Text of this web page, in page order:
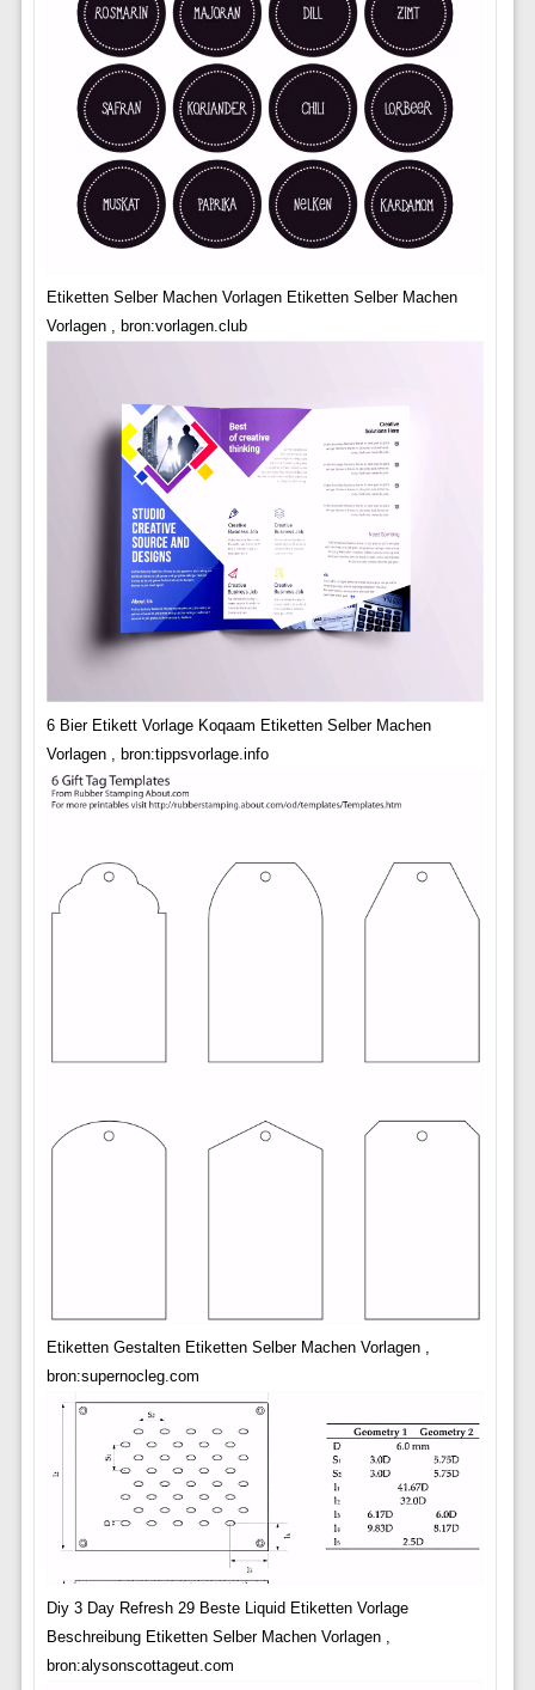
Etiketten Selber Machen Vorlagen Etiketten Selber Machen
Vorlagen , bron:vorlagen.club
6 Bier Etikett Vorlage Koqaam Etiketten Selber Machen
Vorlagen , bron:tippsvorlage.info
Etiketten Gestalten Etiketten Selber Machen Vorlagen ,
bron:supernocleg.com
Diy 3 Day Refresh 29 Beste Liquid Etiketten Vorlage
Beschreibung Etiketten Selber Machen Vorlagen ,
bron:alysonscottageut.com